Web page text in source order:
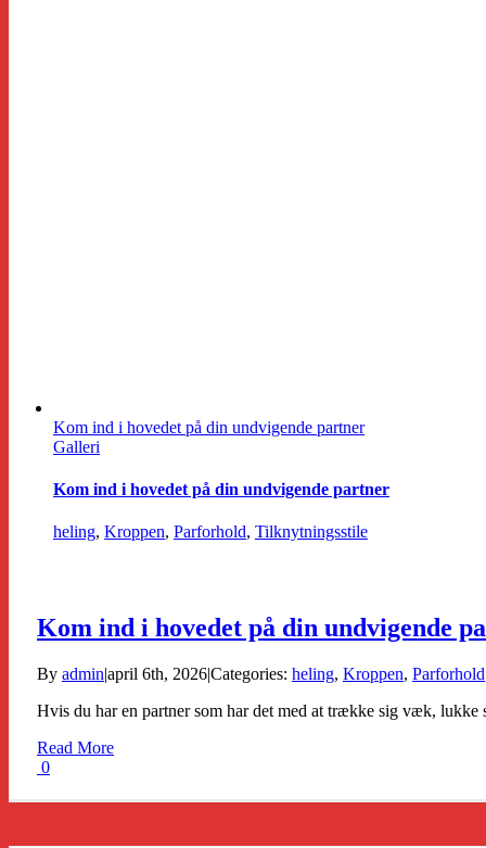
Kom ind i hovedet på din undvigende partner
Galleri
Kom ind i hovedet på din undvigende partner
heling, Kroppen, Parforhold, Tilknytningsstile
Kom ind i hovedet på din undvigende
By admin|april 6th, 2026|Categories: heling, Kroppen, Parforhold
Hvis du har en partner som har det med at trække sig væk, lukke
Read More
0